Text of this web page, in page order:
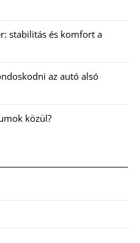
stabilitás és komfort a
az autó alsó
közül?